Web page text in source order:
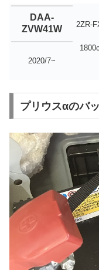
DAA-
ZVW41W
2020/7~
2ZR-
プリウスαのバ